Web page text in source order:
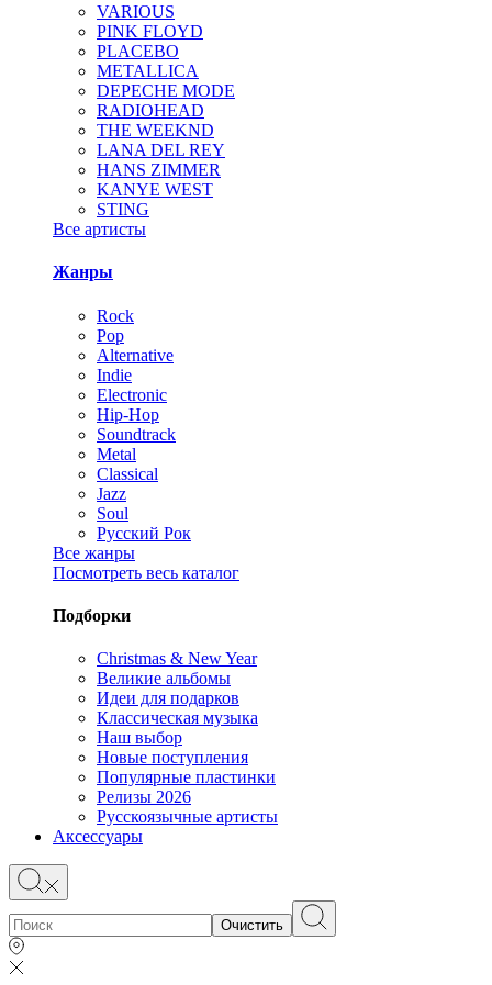
VARIOUS
PINK FLOYD
PLACEBO
METALLICA
DEPECHE MODE
RADIOHEAD
THE WEEKND
LANA DEL REY
HANS ZIMMER
KANYE WEST
STING
Все артисты
Жанры
Rock
Pop
Alternative
Indie
Electronic
Hip-Hop
Soundtrack
Metal
Classical
Jazz
Soul
Русский Рок
Все жанры
Посмотреть весь каталог
Подборки
Christmas & New Year
Великие альбомы
Идеи для подарков
Классическая музыка
Наш выбор
Новые поступления
Популярные пластинки
Релизы 2026
Русскоязычные артисты
Аксессуары
Очистить